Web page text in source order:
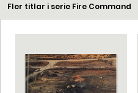
Fler titlar i serie Fire Command